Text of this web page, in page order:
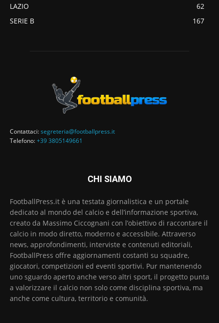
LAZIO
62
SERIE B
167
Contattaci:segreteria@footballpress.it
Telefono:+39 3805149661
CHI SIAMO
FootballPress.it è una testata giornalistica e un portale
dedicato al mondo del calcio e dell’informazione sportiva,
creato da Massimo Ciccognani con l’obiettivo di raccontare il
calcio in modo diretto, moderno e accessibile. Attraverso
news, approfondimenti, interviste e contenuti editoriali,
FootballPress offre aggiornamenti costanti su squadre,
giocatori, competizioni ed eventi sportivi. Pur mantenendo
uno sguardo aperto anche verso altri sport, il progetto punta
a valorizzare il calcio non solo come disciplina sportiva, ma
anche come cultura, territorio e comunità.